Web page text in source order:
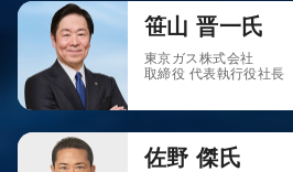
笹山 晋一氏
東京ガス株式会社
取締役 代表執行役社長
佐野 傑氏